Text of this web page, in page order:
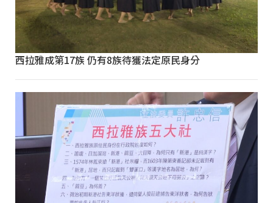
西拉雅成第17族 仍有8族待獲法定原民身分